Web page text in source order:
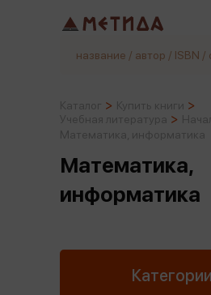
Математика,
информатика
Категории